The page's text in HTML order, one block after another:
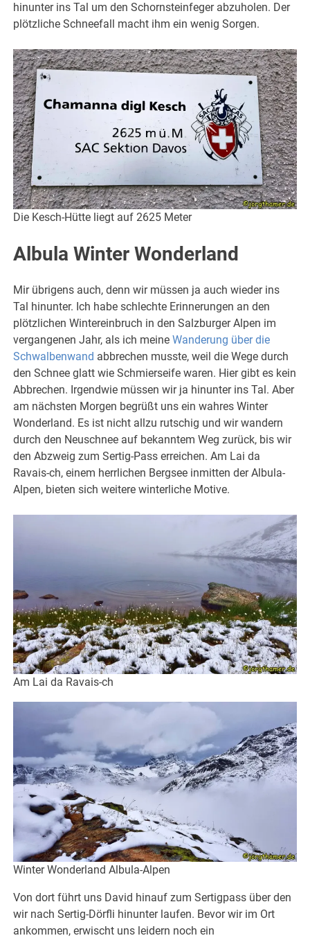
hinunter ins Tal um den Schornsteinfeger abzuholen. Der
plötzliche Schneefall macht ihm ein wenig Sorgen.
Die Kesch-Hütte liegt auf 2625 Meter
Albula Winter Wonderland
Mir übrigens auch, denn wir müssen ja auch wieder ins
Tal hinunter. Ich habe schlechte Erinnerungen an den
plötzlichen Wintereinbruch in den Salzburger Alpen im
vergangenen Jahr, als ich meineWanderung über die
Schwalbenwand abbrechen musste, weil die Wege durch
den Schnee glatt wie Schmierseife waren. Hier gibt es kein
Abbrechen. Irgendwie müssen wir ja hinunter ins Tal. Aber
am nächsten Morgen begrüßt uns ein wahres Winter
Wonderland. Es ist nicht allzu rutschig und wir wandern
durch den Neuschnee auf bekanntem Weg zurück, bis wir
den Abzweig zum Sertig-Pass erreichen. Am Lai da
Ravais-ch, einem herrlichen Bergsee inmitten der Albula-
Alpen, bieten sich weitere winterliche Motive.
Am Lai da Ravais-ch
Winter Wonderland Albula-Alpen
Von dort führt uns David hinauf zum Sertigpass über den
wir nach Sertig-Dörfli hinunter laufen. Bevor wir im Ort
ankommen, erwischt uns leidern noch ein